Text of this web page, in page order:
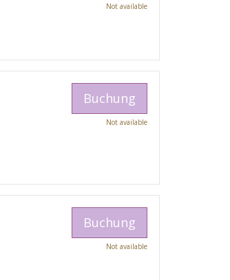
Not available
Buchung
Not available
Buchung
Not available